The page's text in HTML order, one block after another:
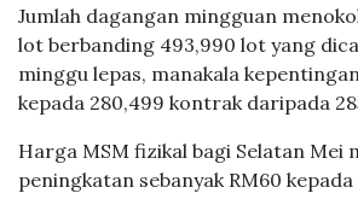
Jumlah dagangan mingguan
lot berbanding 493,990 lot yang
minggu lepas, manakala
kepada 280,499 kontrak daripada
Harga MSM fizikal bagi Selatan Mei
peningkatan sebanyak RM60